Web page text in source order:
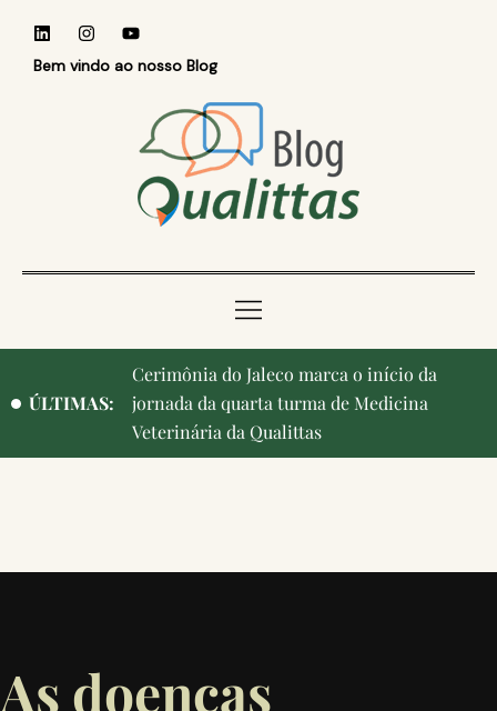
Bem vindo ao nosso Blog
ÚLTIMAS:
Qualittas, Portas Abertas! e aniversário de
Campinas, cidade onde nasceu a instituição,
ganham destaque na imprensa
As doenças